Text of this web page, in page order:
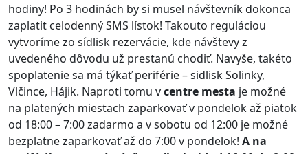
hodiny! Po 3 hodinách by si musel návštevník dokonca
zaplatit celodenný SMS lístok! Takouto reguláciou
vytvoríme zo sídlisk rezervácie, kde návštevy z
uvedeného dôvodu už prestanú chodiť. Navyše, takéto
spoplatenie sa má týkať periférie – sidlisk Solinky,
Vlčince, Hájik. Naproti tomu vcentre mesta je možné
na platených miestach zaparkovať v pondelok až piatok
od 18:00 – 7:00 zadarmo a v sobotu od 12:00 je možné
bezplatne zaparkovať až do 7:00 v pondelok! A na